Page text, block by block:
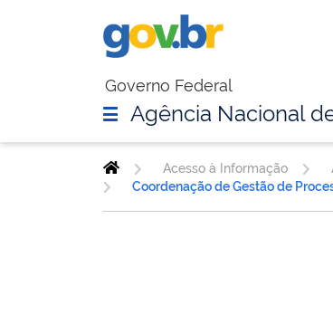
Governo Federal
Agência Nacional
Acesso à Informação